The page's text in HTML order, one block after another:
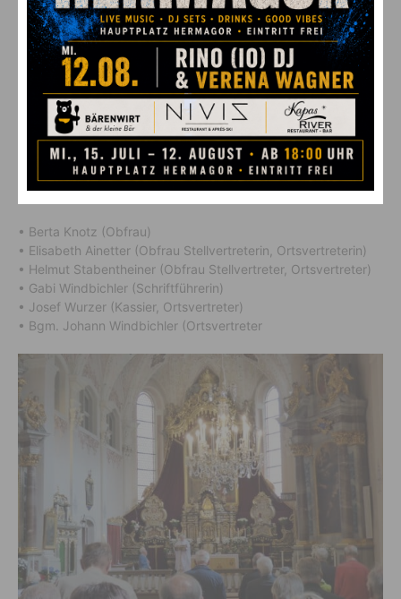
(c) SB Lesachtal
Der neue einstimmig gewählte Vorstand:
• Berta Knotz (Obfrau)
• Elisabeth Ainetter (Obfrau Stellvertreterin, Ortsvertreterin)
• Helmut Stabentheiner (Obfrau Stellvertreter, Ortsvertreter)
• Gabi Windbichler (Schriftführerin)
• Josef Wurzer (Kassier, Ortsvertreter)
• Bgm. Johann Windbichler (Ortsvertreter